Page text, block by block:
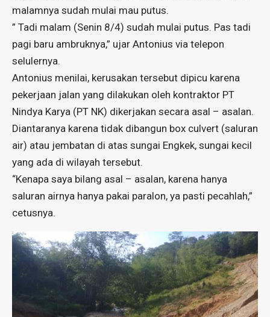
malamnya sudah mulai mau putus.
” Tadi malam (Senin 8/4) sudah mulai putus. Pas tadi
pagi baru ambruknya,” ujar Antonius via telepon
selulernya.
Antonius menilai, kerusakan tersebut dipicu karena
pekerjaan jalan yang dilakukan oleh kontraktor PT
Nindya Karya (PT NK) dikerjakan secara asal – asalan.
Diantaranya karena tidak dibangun box culvert (saluran
air) atau jembatan di atas sungai Engkek, sungai kecil
yang ada di wilayah tersebut.
“Kenapa saya bilang asal – asalan, karena hanya
saluran airnya hanya pakai paralon, ya pasti pecahlah,”
cetusnya.